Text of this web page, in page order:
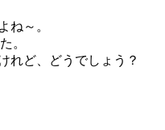
ね～。
。
れど、どうでしょう？